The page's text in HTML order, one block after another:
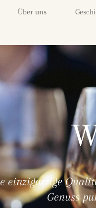
Über uns
einzigartige
Genuss